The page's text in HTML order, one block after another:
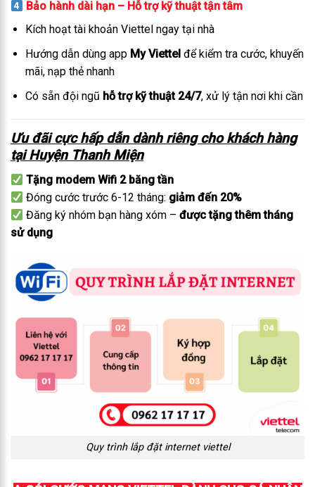
Bảo hành dài hạn – Hỗ trợ kỹ thuật tận tâm
Kích hoạt tài khoản Viettel ngay tại nhà
Hướng dẫn dùng app My Viettelđể kiểm tra cước, khuyến
mãi, nạp thẻ nhanh
Có sẵn đội ngũ hỗ trợ kỹ thuật 24/7, xử lý tận nơi khi cần
Ưu đãi cực hấp dẫn dành riêng cho khách hàng
tại Huyện Thanh Miện
Tặng modem Wifi 2 băng tần
Đóng cước trước 6-12 tháng: giảm đến 20%
Đăng ký nhóm bạn hàng xóm –được tặng thêm tháng
sử dụng
Quy trình lắp đặt internet viettel